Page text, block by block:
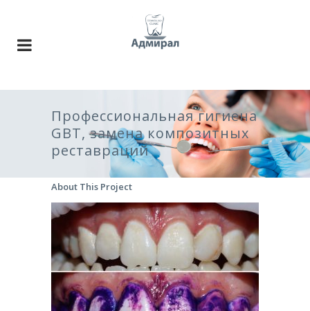
Профессиональная гигиена
GBT, замена композитных
реставраций
About This Project